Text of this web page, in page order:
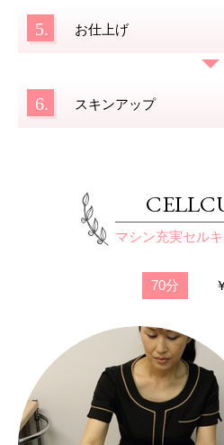
5. お仕上げ
6. スキンアップ
マシン充実セル
70分